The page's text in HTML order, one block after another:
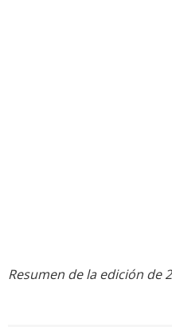
Resumen de la edición de